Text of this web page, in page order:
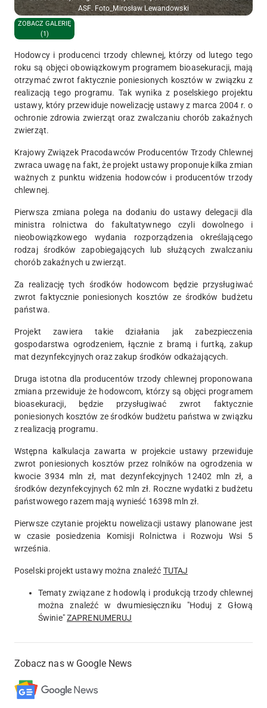
ASF. Foto_Mirosław Lewandowski
ZOBACZ GALERIĘ
(1)
Hodowcy i producenci trzody chlewnej, którzy od lutego tego
roku są objęci obowiązkowym programem bioasekuracji, mają
otrzymać zwrot faktycznie poniesionych kosztów w związku z
realizacją tego programu. Tak wynika z poselskiego projektu
ustawy, który przewiduje nowelizację ustawy z marca 2004 r. o
ochronie zdrowia zwierząt oraz zwalczaniu chorób zakaźnych
zwierząt.
Krajowy Związek Pracodawców Producentów Trzody Chlewnej
zwraca uwagę na fakt, że projekt ustawy proponuje kilka zmian
ważnych z punktu widzenia hodowców i producentów trzody
chlewnej.
Pierwsza zmiana polega na dodaniu do ustawy delegacji dla
ministra rolnictwa do fakultatywnego czyli dowolnego i
nieobowiązkowego wydania rozporządzenia określającego
rodzaj środków zapobiegających lub służących zwalczaniu
chorób zakaźnych u zwierząt.
Za realizację tych środków hodowcom będzie przysługiwać
zwrot faktycznie poniesionych kosztów ze środków budżetu
państwa.
Projekt zawiera takie działania jak zabezpieczenia
gospodarstwa ogrodzeniem, łącznie z bramą i furtką, zakup
mat dezynfekcyjnych oraz zakup środków odkażających.
Druga istotna dla producentów trzody chlewnej proponowana
zmiana przewiduje że hodowcom, którzy są objęci programem
bioasekuracji, będzie przysługiwać zwrot faktycznie
poniesionych kosztów ze środków budżetu państwa w związku
z realizacją programu.
Wstępna kalkulacja zawarta w projekcie ustawy przewiduje
zwrot poniesionych kosztów przez rolników na ogrodzenia w
kwocie 3934 mln zł, mat dezynfekcyjnych 12402 mln zł, a
środków dezynfekcyjnych 62 mln zł. Roczne wydatki z budżetu
państwowego razem mają wynieść 16398 mln zł.
Pierwsze czytanie projektu nowelizacji ustawy planowane jest
w czasie posiedzenia Komisji Rolnictwa i Rozwoju Wsi 5
września.
Poselski projekt ustawy można znaleźć TUTAJ
Tematy związane z hodowlą i produkcją trzody chlewnej
można znaleźć w dwumiesięczniku "Hoduj z Głową
Świnie"ZAPRENUMERUJ
Zobacz nas w Google News